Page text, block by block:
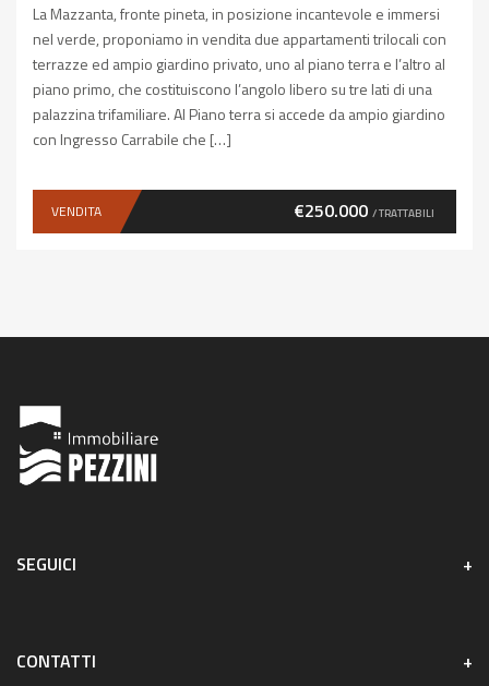
La Mazzanta, fronte pineta, in posizione incantevole e immersi
nel verde, proponiamo in vendita due appartamenti trilocali con
terrazze ed ampio giardino privato, uno al piano terra e l’altro al
piano primo, che costituiscono l’angolo libero su tre lati di una
palazzina trifamiliare. Al Piano terra si accede da ampio giardino
con Ingresso Carrabile che […]
VENDITA €250.000 / TRATTABILI
SEGUICI
CONTATTI